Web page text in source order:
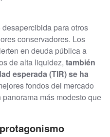
para otros
conservadores. Los
en deuda pública a
de alta liquidez, también
esperada (TIR) se ha
fondos del mercado
más modesto que